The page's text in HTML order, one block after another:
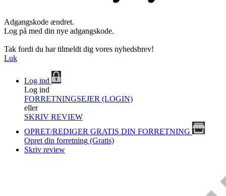
Adgangskode ændret.
Log på med din nye adgangskode.
Tak fordi du har tilmeldt dig vores nyhedsbrev!
Luk
Log ind
Log ind
FORRETNINGSEJER (LOGIN)
eller
SKRIV REVIEW
OPRET/REDIGER GRATIS DIN FORRETNING
Opret din forretning (Gratis)
Skriv review